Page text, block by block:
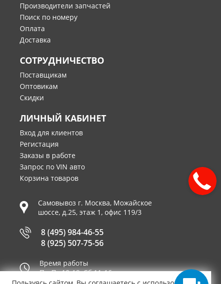
Производители запчастей
Поиск по номеру
Оплата
Доставка
СОТРУДНИЧЕСТВО
Поставщикам
Оптовикам
Скидки
ЛИЧНЫЙ КАБИНЕТ
Вход для клиентов
Регистация
Заказы в работе
Запрос по VIN авто
Корзина товаров
Самовывоз г. Москва, Можайское
шоссе, д.25, этаж 1, офис 119/3
8 (495) 984-46-55
8 (925) 507-75-56
Время работы
Пн-Пт 10-19, Сб 11-16